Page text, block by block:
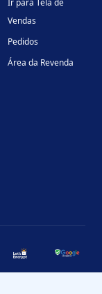
Ir para Tela de
Vendas
Pedidos
Área da Revenda